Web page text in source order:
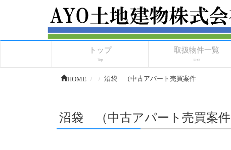
トップ
Top
取扱物件一覧
List
HOME 沼袋 （中古アパート売買案件
沼袋 （中古アパート売買案件